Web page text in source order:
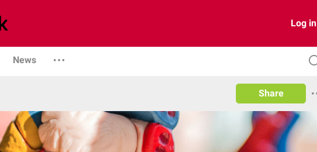
Log in
News
Share